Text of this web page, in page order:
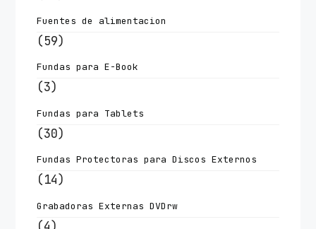
Fuentes de alimentacion
(59)
Fundas para E-Book
(3)
Fundas para Tablets
(30)
Fundas Protectoras para Discos Externos
(14)
Grabadoras Externas DVDrw
(4)